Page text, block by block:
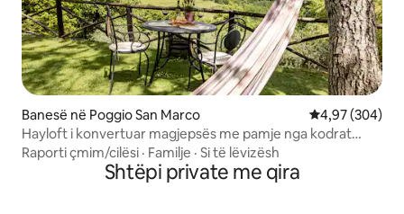
Banesë në Poggio San Marco Vlerësimi
4,97 (304)
Hayloft i konvertuar magjepsës me pamje nga kodrat
Chianti
Raporti çmim/cilësi · Familje · Si të lëvizësh
Shtëpi private me qira